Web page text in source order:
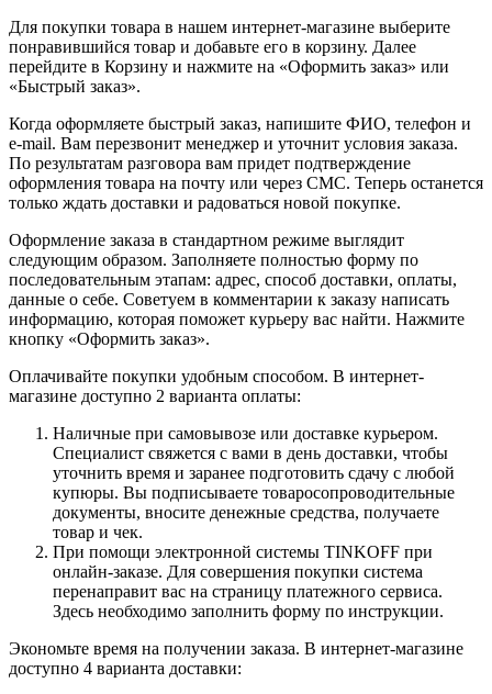
Для покупки товара в нашем интернет-магазине выберите
понравившийся товар и добавьте его в корзину. Далее
перейдите в Корзину и нажмите на «Оформить заказ» или
«Быстрый заказ».
Когда оформляете быстрый заказ, напишите ФИО, телефон и
e-mail. Вам перезвонит менеджер и уточнит условия заказа.
По результатам разговора вам придет подтверждение
оформления товара на почту или через СМС. Теперь останется
только ждать доставки и радоваться новой покупке.
Оформление заказа в стандартном режиме выглядит
следующим образом. Заполняете полностью форму по
последовательным этапам: адрес, способ доставки, оплаты,
данные о себе. Советуем в комментарии к заказу написать
информацию, которая поможет курьеру вас найти. Нажмите
кнопку «Оформить заказ».
Оплачивайте покупки удобным способом. В интернет-
магазине доступно 2 варианта оплаты:
Наличные при самовывозе или доставке курьером.
Специалист свяжется с вами в день доставки, чтобы
уточнить время и заранее подготовить сдачу с любой
купюры. Вы подписываете товаросопроводительные
документы, вносите денежные средства, получаете
товар и чек.
При помощи электронной системы TINKOFF при
онлайн-заказе. Для совершения покупки система
перенаправит вас на страницу платежного сервиса.
Здесь необходимо заполнить форму по инструкции.
Экономьте время на получении заказа. В интернет-магазине
доступно 4 варианта доставки: